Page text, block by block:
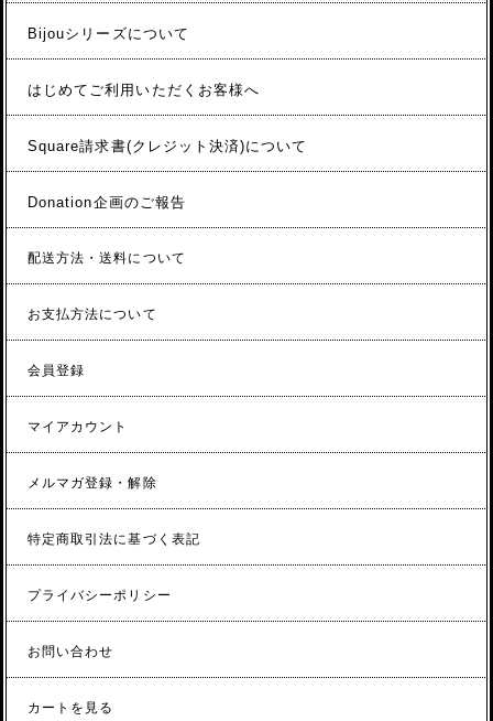
Bijouシリーズについて
はじめてご利用いただくお客様へ
Square請求書(クレジット決済)について
Donation企画のご報告
配送方法・送料について
お支払方法について
会員登録
マイアカウント
メルマガ登録・解除
特定商取引法に基づく表記
プライバシーポリシー
お問い合わせ
カートを見る